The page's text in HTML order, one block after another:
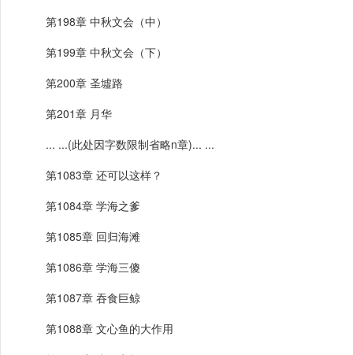
第198章 中秋文会（中）
第199章 中秋文会（下）
第200章 圣墟路
第201章 月华
... ...(此处因字数限制省略n章)... ...
第1083章 还可以这样？
第1084章 学海之爹
第1085章 回归海滩
第1086章 学海三傻
第1087章 吞食巨鲸
第1088章 文心鱼的大作用